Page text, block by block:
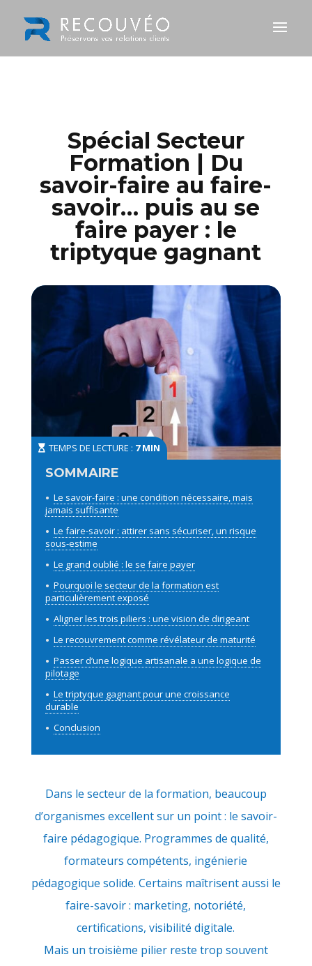
Spécial Secteur
Formation | Du
savoir-faire au faire-
savoir… puis au se
faire payer : le
triptyque gagnant
TEMPS DE LECTURE : 7 MIN
Le savoir-faire : une condition nécessaire, mais
jamais suffisante
Le faire-savoir : attirer sans sécuriser, un risque
sous-estime
Le grand oublié : le se faire payer
Pourquoi le secteur de la formation est
particulièrement exposé
Aligner les trois piliers : une vision de dirigeant
Le recouvrement comme révélateur de maturité
Passer d’une logique artisanale a une logique de
pilotage
Le triptyque gagnant pour une croissance
durable
Conclusion
Dans le secteur de la formation, beaucoup
d’organismes excellent sur un point : le savoir-
faire pédagogique. Programmes de qualité,
formateurs compétents, ingénierie
pédagogique solide. Certains maîtrisent aussi le
faire-savoir : marketing, notoriété,
certifications, visibilité digitale.
Mais un troisième pilier reste trop souvent